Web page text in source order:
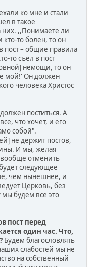
ко мне и стали
в такое
них. ,,Понимаете ли
кто-то болен, то он
пост – общие правила
то съел в пост
немощи, то он
мой!' Он должен
человека Христос
поститься. А
что хочет, и его
собой".
не держит постов,
И мы, желая
отменить
следующее
чем нынешнее, и
Церковь, без
будем все это
пост перед
один час. Что,
Будем благословлять
слабостей мы не
на собственный